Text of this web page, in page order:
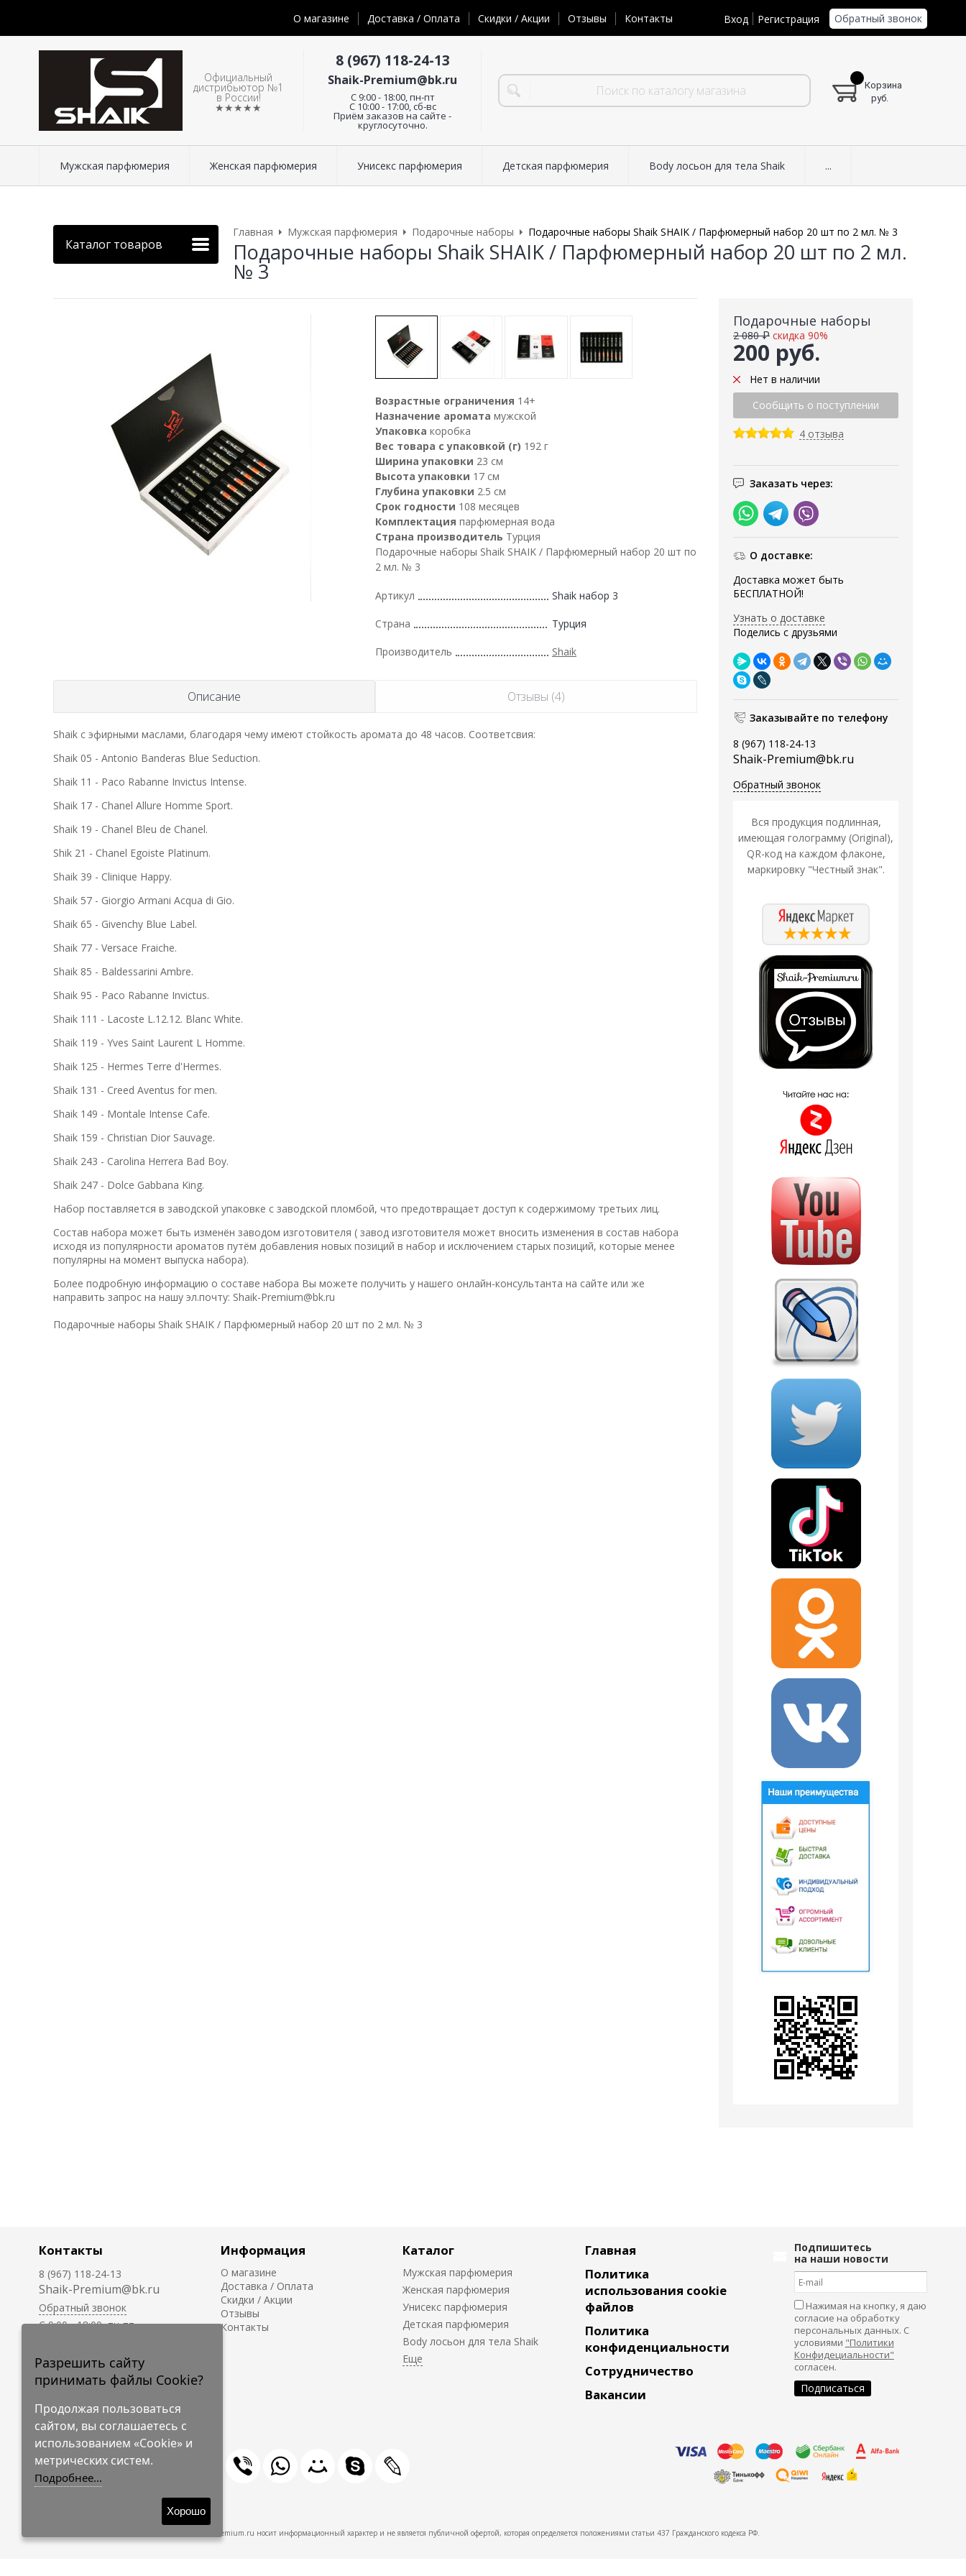
О магазине Доставка / Оплата Скидки / Акции Отзывы Контакты Вход Регистрация Обратный звонок
Официальный
дистрибьютор №1
в России!
★★★★★
8 (967) 118-24-13
Shaik-Premium@bk.ru
C 9:00 - 18:00, пн-пт
С 10:00 - 17:00, сб-вс
Приём заказов на сайте -
круглосуточно.
Корзина
руб.
Мужская парфюмерия Женская парфюмерия Унисекс парфюмерия Детская парфюмерия Body лосьон для тела Shaik ...
Каталог товаров
Главная Мужская парфюмерия Подарочные наборы Подарочные наборы Shaik SHAIK / Парфюмерный набор 20 шт по 2 мл. № 3
Подарочные наборы Shaik SHAIK / Парфюмерный набор 20 шт по 2 мл.
№ 3
Подарочные наборы
200 руб.
2 080 ₽ скидка 90%
Нет в наличии
4 отзыва
Заказать через:
О доставке:
Доставка может быть
БЕСПЛАТНОЙ!
Узнать о доставке
Поделись с друзьями
Заказывайте по телефону
8 (967) 118-24-13
Shaik-Premium@bk.ru
Обратный звонок
Вся продукция подлинная,
имеющая голограмму (Original),
QR-код на каждом флаконе,
маркировку "Честный знак".
Возрастные ограничения 14+
Назначение аромата мужской
Упаковка коробка
Вес товара с упаковкой (г) 192 г
Ширина упаковки 23 см
Высота упаковки 17 см
Глубина упаковки 2.5 см
Срок годности 108 месяцев
Комплектация парфюмерная вода
Страна производитель Турция
Подарочные наборы Shaik SHAIK / Парфюмерный набор 20 шт по
2 мл. № 3
Артикул Shaik набор 3
Страна Турция
Производитель Shaik
Описание Отзывы (4)
Shaik c эфирными маслами, благодаря чему имеют стойкость аромата до 48 часов. Соответсвия:
Shaik 05 - Antonio Banderas Blue Seduction.
Shaik 11 - Paco Rabanne Invictus Intense.
Shaik 17 - Chanel Allure Homme Sport.
Shaik 19 - Chanel Bleu de Chanel.
Shik 21 - Chanel Egoiste Platinum.
Shaik 39 - Clinique Happy.
Shaik 57 - Giorgio Armani Acqua di Gio.
Shaik 65 - Givenchy Blue Label.
Shaik 77 - Versace Fraiche.
Shaik 85 - Baldessarini Ambre.
Shaik 95 - Paco Rabanne Invictus.
Shaik 111 - Lacoste L.12.12. Blanc White.
Shaik 119 - Yves Saint Laurent L Homme.
Shaik 125 - Hermes Terre d'Hermes.
Shaik 131 - Creed Aventus for men.
Shaik 149 - Montale Intense Cafe.
Shaik 159 - Christian Dior Sauvage.
Shaik 243 - Carolina Herrera Bad Boy.
Shaik 247 - Dolce Gabbana King.
Набор поставляется в заводской упаковке с заводской пломбой, что предотвращает доступ к содержимому третьих лиц.
Состав набора может быть изменён заводом изготовителя ( завод изготовителя может вносить изменения в состав набора
исходя из популярности ароматов путём добавления новых позиций в набор и исключением старых позиций, которые менее
популярны на момент выпуска набора).
Более подробную информацию о составе набора Вы можете получить у нашего онлайн-консультанта на сайте или же
направить запрос на нашу эл.почту: Shaik-Premium@bk.ru
Подарочные наборы Shaik SHAIK / Парфюмерный набор 20 шт по 2 мл. № 3
Контакты
8 (967) 118-24-13
Shaik-Premium@bk.ru
Обратный звонок
C 9:00 - 18:00, пн-пт
круглосуточно.
Информация
О магазине
Доставка / Оплата
Скидки / Акции
Отзывы
Контакты
Каталог
Мужская парфюмерия
Женская парфюмерия
Унисекс парфюмерия
Детская парфюмерия
Body лосьон для тела Shaik
Главная
Политика
использования cookie
файлов
Политика
конфиденциальности
Сотрудничество
Вакансии
Подпишитесь
на наши новости
Нажимая на кнопку, я даю
согласие на обработку
персональных данных. С
условиями "Политики
Конфидециальности"
согласен.
© 2009-2026 Shaik-Premium
Shaik-Premium.ru носит информационный характер и не является публичной офертой, которая определяется положениями статьи 437 Гражданского кодекса РФ.
Разрешить сайту
принимать файлы Cookie?
Продолжая пользоваться
сайтом, вы соглашаетесь с
использованием «Cookie» и
метрических систем.
Подробнее...
Хорошо